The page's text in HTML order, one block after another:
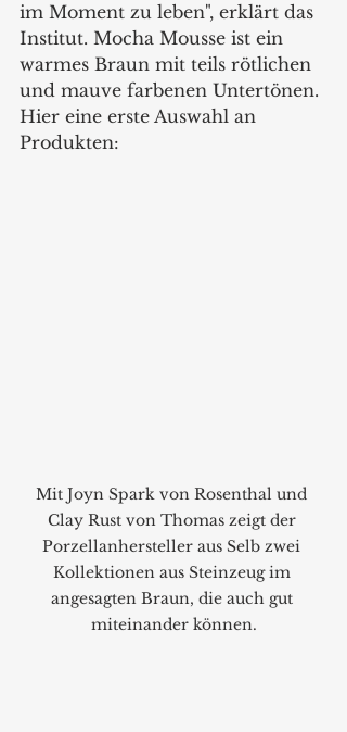
im Moment zu leben", erklärt das
Institut. Mocha Mousse ist ein
warmes Braun mit teils rötlichen
und mauve farbenen Untertönen.
Hier eine erste Auswahl an
Produkten:
Mit Joyn Spark von Rosenthal und
Clay Rust von Thomas zeigt der
Porzellanhersteller aus Selb zwei
Kollektionen aus Steinzeug im
angesagten Braun, die auch gut
miteinander können.